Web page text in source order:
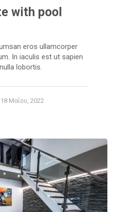
with pool
eros ullamcorper
In iaculis est ut sapien
lobortis.
18 Μαΐου, 2022